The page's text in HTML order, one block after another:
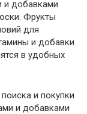
и добавками
Фрукты
для
и добавки
в удобных
и покупки
и добавками